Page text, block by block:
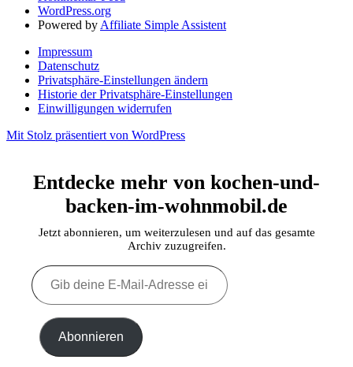
WordPress.org
Powered by Affiliate Simple Assistent
Impressum
Datenschutz
Privatsphäre-Einstellungen ändern
Historie der Privatsphäre-Einstellungen
Einwilligungen widerrufen
Mit Stolz präsentiert von WordPress
Entdecke mehr von kochen-und-
backen-im-wohnmobil.de
Jetzt abonnieren, um weiterzulesen und auf das gesamte
Archiv zuzugreifen.
Gib
deine
E-
Adresse
ein ... Abonnieren